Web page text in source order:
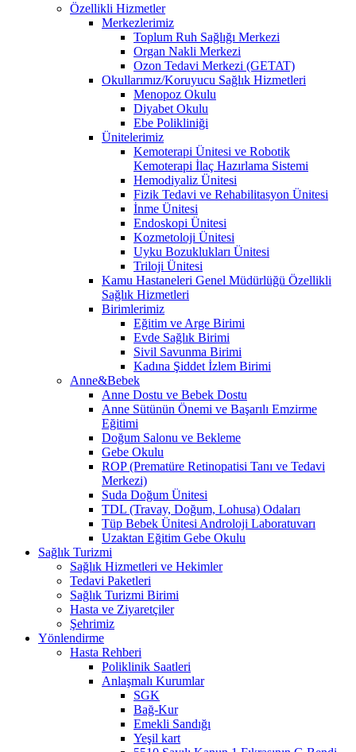
Özellikli Hizmetler
Merkezlerimiz
Toplum Ruh Sağlığı Merkezi
Organ Nakli Merkezi
Ozon Tedavi Merkezi (GETAT)
Okullarımız/Koruyucu Sağlık Hizmetleri
Menopoz Okulu
Diyabet Okulu
Ebe Polikliniği
Ünitelerimiz
Kemoterapi Ünitesi ve Robotik
Kemoterapi İlaç Hazırlama Sistemi
Hemodiyaliz Ünitesi
Fizik Tedavi ve Rehabilitasyon Ünitesi
İnme Ünitesi
Endoskopi Ünitesi
Kozmetoloji Ünitesi
Uyku Bozuklukları Ünitesi
Triloji Ünitesi
Kamu Hastaneleri Genel Müdürlüğü Özellikli
Sağlık Hizmetleri
Birimlerimiz
Eğitim ve Arge Birimi
Evde Sağlık Birimi
Sivil Savunma Birimi
Kadına Şiddet İzlem Birimi
Anne&Bebek
Anne Dostu ve Bebek Dostu
Anne Sütünün Önemi ve Başarılı Emzirme
Eğitimi
Doğum Salonu ve Bekleme
Gebe Okulu
ROP (Prematüre Retinopatisi Tanı ve Tedavi
Merkezi)
Suda Doğum Ünitesi
TDL (Travay, Doğum, Lohusa) Odaları
Tüp Bebek Ünitesi Androloji Laboratuvarı
Uzaktan Eğitim Gebe Okulu
Sağlık Turizmi
Sağlık Hizmetleri ve Hekimler
Tedavi Paketleri
Sağlık Turizmi Birimi
Hasta ve Ziyaretçiler
Şehrimiz
Yönlendirme
Hasta Rehberi
Poliklinik Saatleri
Anlaşmalı Kurumlar
SGK
Bağ-Kur
Emekli Sandığı
Yeşil kart